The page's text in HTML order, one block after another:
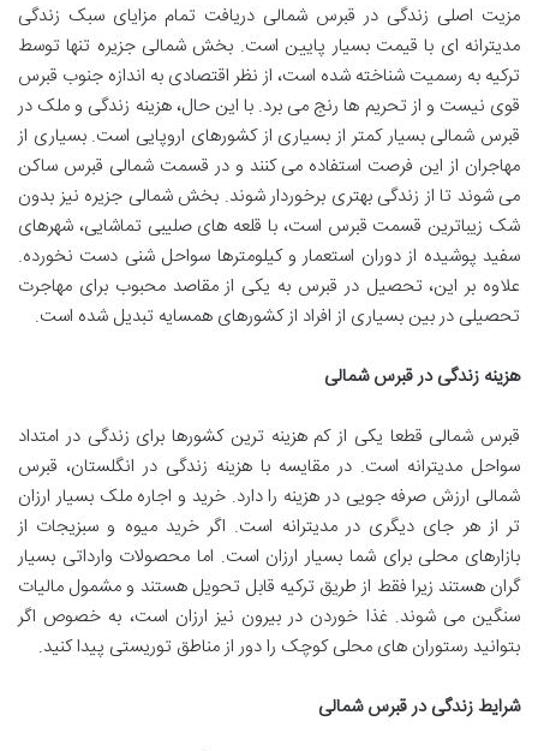
مزیت اصلی زندگی در قبرس شمالی دریافت تمام مزایای سبک زندگی
مدیترانه ای با قیمت بسیار پایین است. بخش شمالی جزیره تنها توسط
ترکیه به رسمیت شناخته شده است، از نظر اقتصادی به اندازه جنوب قبرس
قوی نیست و از تحریم ها رنج می برد. با این حال، هزینه زندگی و ملک در
قبرس شمالی بسیار کمتر از بسیاری از کشورهای اروپایی است. بسیاری از
مهاجران از این فرصت استفاده می کنند و در قسمت شمالی قبرس ساکن
می شوند تا از زندگی بهتری برخوردار شوند. بخش شمالی جزیره نیز بدون
شک زیباترین قسمت قبرس است، با قلعه های صلیبی تماشایی، شهرهای
سفید پوشیده از دوران استعمار و کیلومترها سواحل شنی دست نخورده.
علاوه بر این، تحصیل در قبرس به یکی از مقاصد محبوب برای مهاجرت
تحصیلی در بین بسیاری از افراد از کشورهای همسایه تبدیل شده است.
هزینه زندگی در قبرس شمالی
قبرس شمالی قطعا یکی از کم هزینه ترین کشورها برای زندگی در امتداد
سواحل مدیترانه است. در مقایسه با هزینه زندگی در انگلستان، قبرس
شمالی ارزش صرفه جویی در هزینه را دارد. خرید و اجاره ملک بسیار ارزان
تر از هر جای دیگری در مدیترانه است. اگر خرید میوه و سبزیجات از
بازارهای محلی برای شما بسیار ارزان است. اما محصولات وارداتی بسیار
گران هستند زیرا فقط از طریق ترکیه قابل تحویل هستند و مشمول مالیات
سنگین می شوند. غذا خوردن در بیرون نیز ارزان است، به خصوص اگر
بتوانید رستوران های محلی کوچک را دور از مناطق توریستی پیدا کنید.
شرایط زندگی در قبرس شمالی